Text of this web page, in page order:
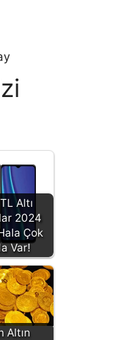
Altı
2024
Çok
Var!
Altın